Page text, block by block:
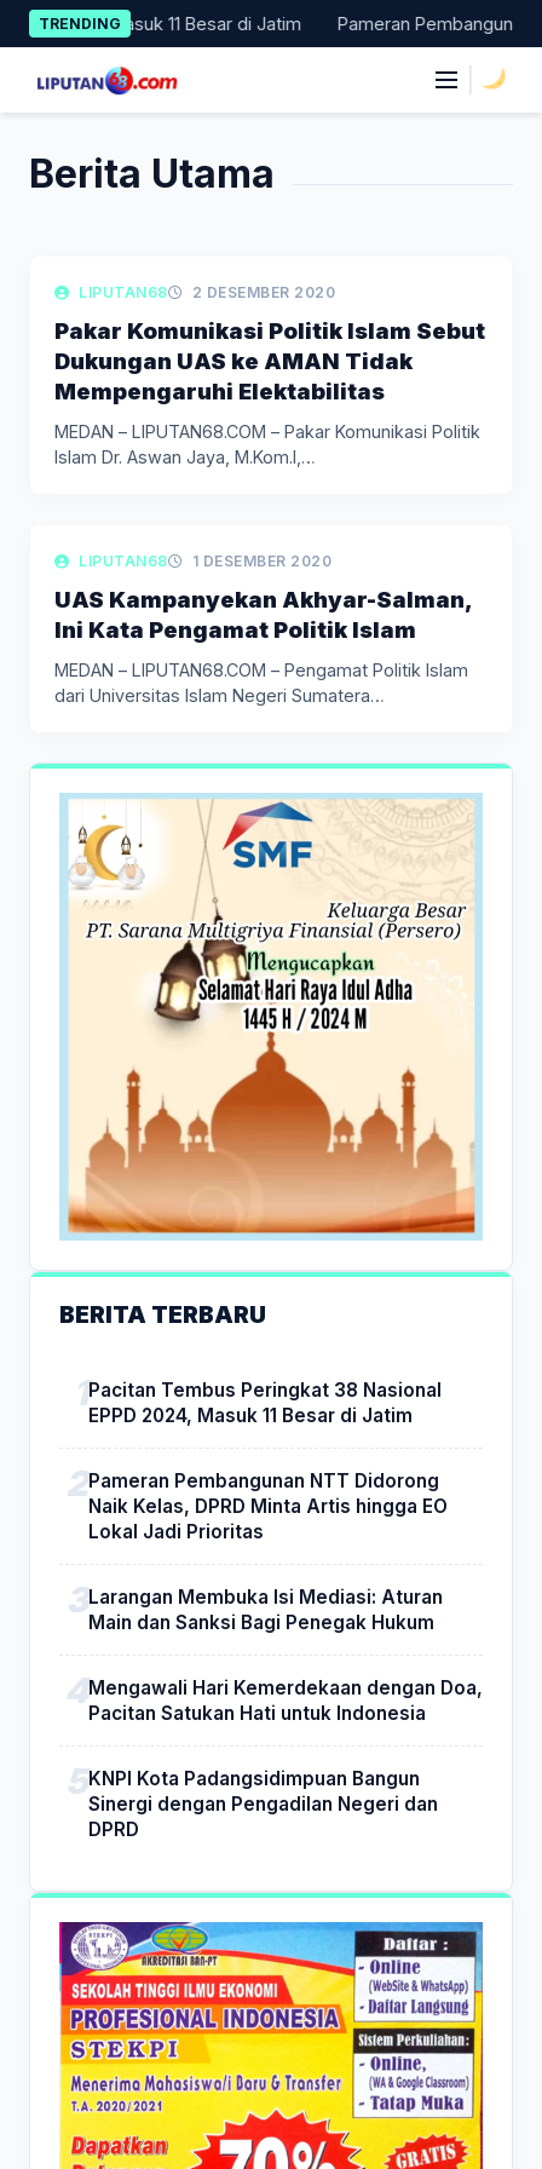
Skip
to
content
TRENDING
2024, Masuk 11 Besar di Jatim Pameran Pembangunan
Berita Utama
LIPUTAN POLITIK
LIPUTAN68 2 DESEMBER 2020
Pakar Komunikasi Politik Islam Sebut
Dukungan UAS ke AMAN Tidak
Mempengaruhi Elektabilitas
MEDAN – LIPUTAN68.COM – Pakar Komunikasi Politik
Islam Dr. Aswan Jaya, M.Kom.I,…
LIPUTAN POLITIK
LIPUTAN68 1 DESEMBER 2020
UAS Kampanyekan Akhyar-Salman,
Ini Kata Pengamat Politik Islam
MEDAN – LIPUTAN68.COM – Pengamat Politik Islam
dari Universitas Islam Negeri Sumatera…
BERITA TERBARU
Pacitan Tembus Peringkat 38 Nasional
EPPD 2024, Masuk 11 Besar di Jatim
Pameran Pembangunan NTT Didorong
Naik Kelas, DPRD Minta Artis hingga EO
Lokal Jadi Prioritas
Larangan Membuka Isi Mediasi: Aturan
Main dan Sanksi Bagi Penegak Hukum
Mengawali Hari Kemerdekaan dengan Doa,
Pacitan Satukan Hati untuk Indonesia
KNPI Kota Padangsidimpuan Bangun
Sinergi dengan Pengadilan Negeri dan
DPRD